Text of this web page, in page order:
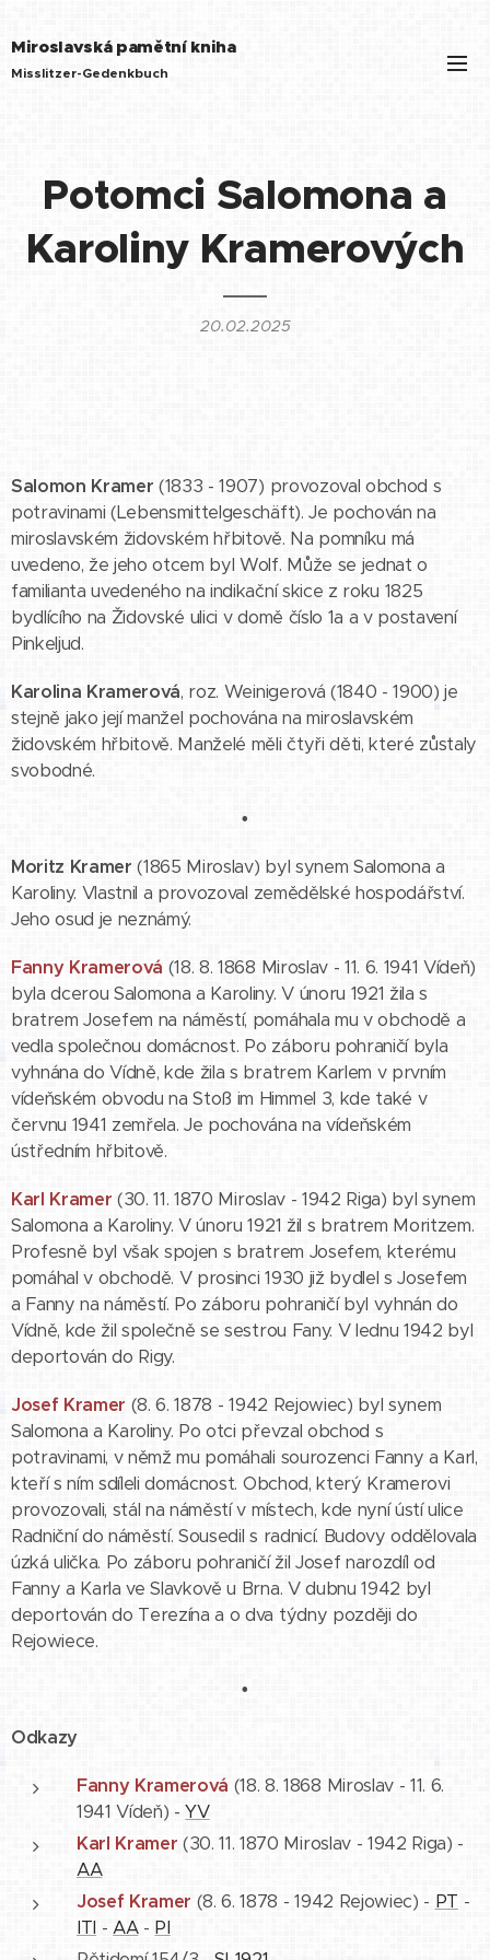
Miroslavská pamětní kniha
Misslitzer-Gedenkbuch
Potomci Salomona a
Karoliny Kramerových
20.02.2025
Salomon Kramer (1833 - 1907) provozoval obchod s
potravinami (Lebensmittelgeschäft). Je pochován na
miroslavském židovském hřbitově. Na pomníku má
uvedeno, že jeho otcem byl Wolf. Může se jednat o
familianta uvedeného na indikační skice z roku 1825
bydlícího na Židovské ulici v domě číslo 1a a v postavení
Pinkeljud.
Karolina Kramerová, roz. Weinigerová (1840 - 1900) je
stejně jako její manžel pochována na miroslavském
židovském hřbitově. Manželé měli čtyři děti, které zůstaly
svobodné.
•
Moritz Kramer (1865 Miroslav) byl synem Salomona a
Karoliny. Vlastnil a provozoval zemědělské hospodářství.
Jeho osud je neznámý.
Fanny Kramerová (18. 8. 1868 Miroslav - 11. 6. 1941 Vídeň)
byla dcerou Salomona a Karoliny. V únoru 1921 žila s
bratrem Josefem na náměstí, pomáhala mu v obchodě a
vedla společnou domácnost. Po záboru pohraničí byla
vyhnána do Vídně, kde žila s bratrem Karlem v prvním
vídeňském obvodu na Stoß im Himmel 3, kde také v
červnu 1941 zemřela. Je pochována na vídeňském
ústředním hřbitově.
Karl Kramer (30. 11. 1870 Miroslav - 1942 Riga) byl synem
Salomona a Karoliny. V únoru 1921 žil s bratrem Moritzem.
Profesně byl však spojen s bratrem Josefem, kterému
pomáhal v obchodě. V prosinci 1930 již bydlel s Josefem
a Fanny na náměstí. Po záboru pohraničí byl vyhnán do
Vídně, kde žil společně se sestrou Fany. V lednu 1942 byl
deportován do Rigy.
Josef Kramer (8. 6. 1878 - 1942 Rejowiec) byl synem
Salomona a Karoliny. Po otci převzal obchod s
potravinami, v němž mu pomáhali sourozenci Fanny a Karl,
kteří s ním sdíleli domácnost. Obchod, který Kramerovi
provozovali, stál na náměstí v místech, kde nyní ústí ulice
Radniční do náměstí. Sousedil s radnicí. Budovy oddělovala
úzká ulička. Po záboru pohraničí žil Josef narozdíl od
Fanny a Karla ve Slavkově u Brna. V dubnu 1942 byl
deportován do Terezína a o dva týdny později do
Rejowiece.
•
Odkazy
Fanny Kramerová (18. 8. 1868 Miroslav - 11. 6.
1941 Vídeň) -YV
Karl Kramer (30. 11. 1870 Miroslav - 1942 Riga) -
AA
Josef Kramer (8. 6. 1878 - 1942 Rejowiec) - PT -
ITI -AA- PI